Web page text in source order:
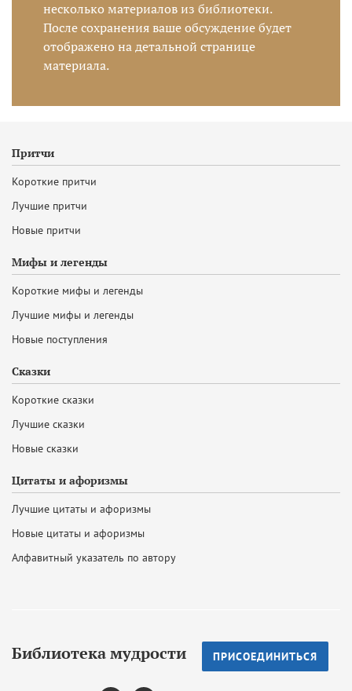
несколько материалов из библиотеки.
После сохранения ваше обсуждение будет
отображено на детальной странице
материала.
Притчи
Короткие притчи
Лучшие притчи
Новые притчи
Мифы и легенды
Короткие мифы и легенды
Лучшие мифы и легенды
Новые поступления
Сказки
Короткие сказки
Лучшие сказки
Новые сказки
Цитаты и афоризмы
Лучшие цитаты и афоризмы
Новые цитаты и афоризмы
Алфавитный указатель по автору
Библиотека мудрости ПРИСОЕДИНИТЬСЯ